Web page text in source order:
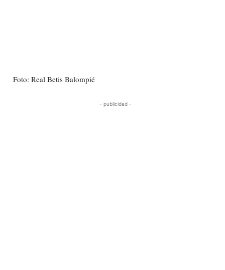
Foto: Real Betis Balompié
- publicidad -